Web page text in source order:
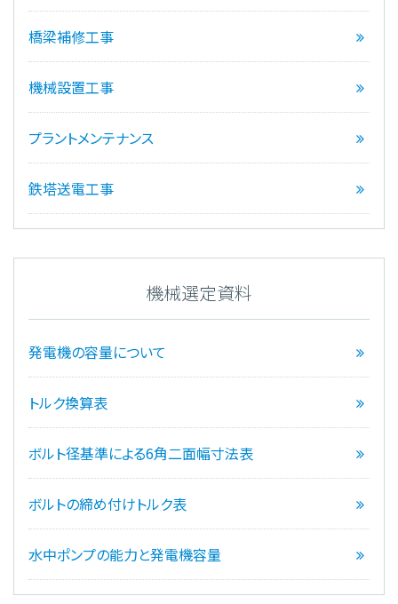
橋梁補修工事
機械設置工事
プラントメンテナンス
鉄塔送電工事
機械選定資料
発電機の容量について
トルク換算表
ボルト径基準による6角二面幅寸法表
ボルトの締め付けトルク表
水中ポンプの能力と発電機容量